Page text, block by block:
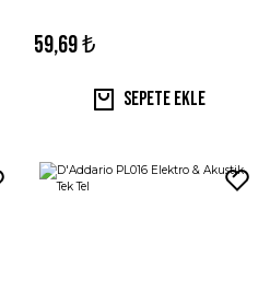
59,69 ₺
Sepete Ekle